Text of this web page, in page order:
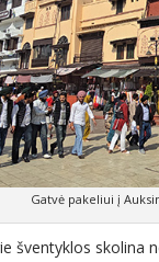
Gatvė pakeliui į
šventyklos skolina